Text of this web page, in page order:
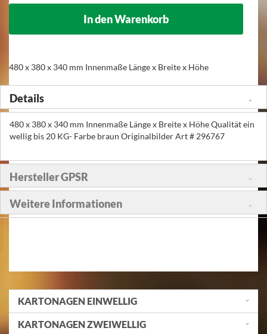
In den Warenkorb
480 x 380 x 340 mm Innenmaße Länge x Breite x Höhe
Details
480 x 380 x 340 mm Innenmaße Länge x Breite x Höhe Qualität ein
wellig bis 20 KG- Farbe braun Originalbilder Art # 296767
Hersteller GPSR
Weitere Informationen
KARTONAGEN EINWELLIG
KARTONAGEN ZWEIWELLIG